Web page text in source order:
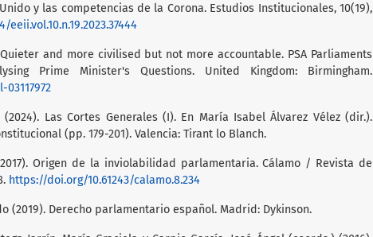
y las competencias de la Corona. Estudios Institucionales, 10(19),
and more civilised but not more accountable. PSA Parliaments
Prime Minister's Questions. United Kingdom: Birmingham.
Las Cortes Generales (I). En María Isabel Álvarez Vélez (dir.).
(pp. 179-201). Valencia: Tirant lo Blanch.
Origen de la inviolabilidad parlamentaria. Cálamo / Revista de
https://doi.org/10.61243/calamo.8.234
(2019). Derecho parlamentario español. Madrid: Dykinson.